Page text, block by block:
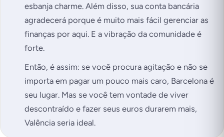
esbanja charme. Além disso, sua conta bancária
agradecerá porque é muito mais fácil gerenciar as
finanças por aqui. E a vibração da comunidade é
forte.
Então, é assim: se você procura agitação e não se
importa em pagar um pouco mais caro, Barcelona é
seu lugar. Mas se você tem vontade de viver
descontraído e fazer seus euros durarem mais,
Valência seria ideal.